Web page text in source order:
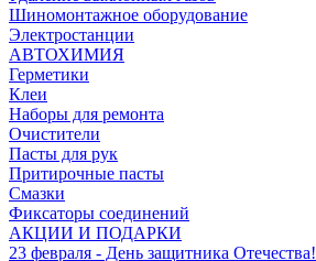
Шиномонтажное оборудование
Электростанции
АВТОХИМИЯ
Герметики
Клеи
Наборы для ремонта
Очистители
Пасты для рук
Притирочные пасты
Смазки
Фиксаторы соединений
АКЦИИ И ПОДАРКИ
23 февраля - День защитника Отечества!